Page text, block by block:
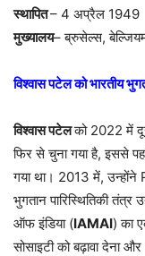
स्थापित– 4 अप्रैल 1949
मुख्यालय– ब्रुसेल्स,
विश्वास पटेल को भारतीय
विश्वास पटेलको 2022 में
फिर से चुना गया है, इससे
गया था। 2013 में,
भुगतान पारिस्थितिकी
ऑफ इंडिया (IAMAI) का
सोसाइटी को बढ़ावा देना